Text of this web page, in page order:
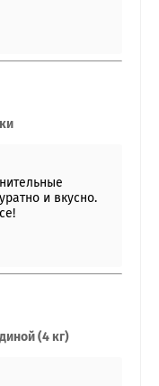
и вкусно.
(4 кг)